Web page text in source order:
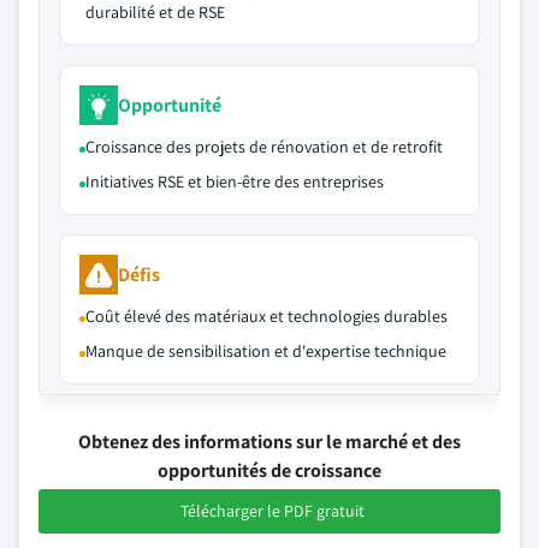
durabilité et de RSE
Opportunité
Croissance des projets de rénovation et de retrofit
Initiatives RSE et bien-être des entreprises
Défis
Coût élevé des matériaux et technologies durables
Manque de sensibilisation et d'expertise technique
Obtenez des informations sur le marché et des
opportunités de croissance
Télécharger le PDF gratuit